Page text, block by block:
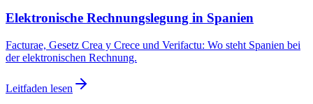
Elektronische Rechnungslegung in Spanien
Facturae, Gesetz Crea y Crece und Verifactu: Wo steht Spanien bei
der elektronischen Rechnung.
Leitfaden lesen